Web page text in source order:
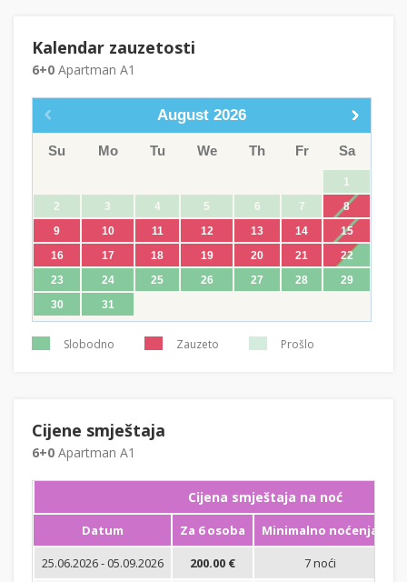
Kalendar zauzetosti
6+0 Apartman A1
August 2026
Su Mo Tu We Th Fr Sa
1
2
3 4 5 6 7
8
9
10 11 12 13 14
15
16
17 18 19 20 21
22
23
24 25 26 27 28
29
30
31
Slobodno Zauzeto Prošlo
Cijene smještaja
6+0 Apartman A1
Cijena smještaja na noć
Datum Za 6 osoba
Minimalno noćenja
25.06.2026 - 05.09.2026
200.00 € 7 noći